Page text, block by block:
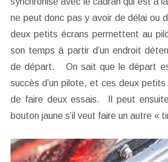
ne peut donc pas y avoir de délai ou
deux petits écrans permettent au
son temps à partir d’un endroit
de départ. On sait que le départ
succès d’un pilote, et ces deux
de faire deux essais. Il peut
bouton jaune s’il veut faire un autre «